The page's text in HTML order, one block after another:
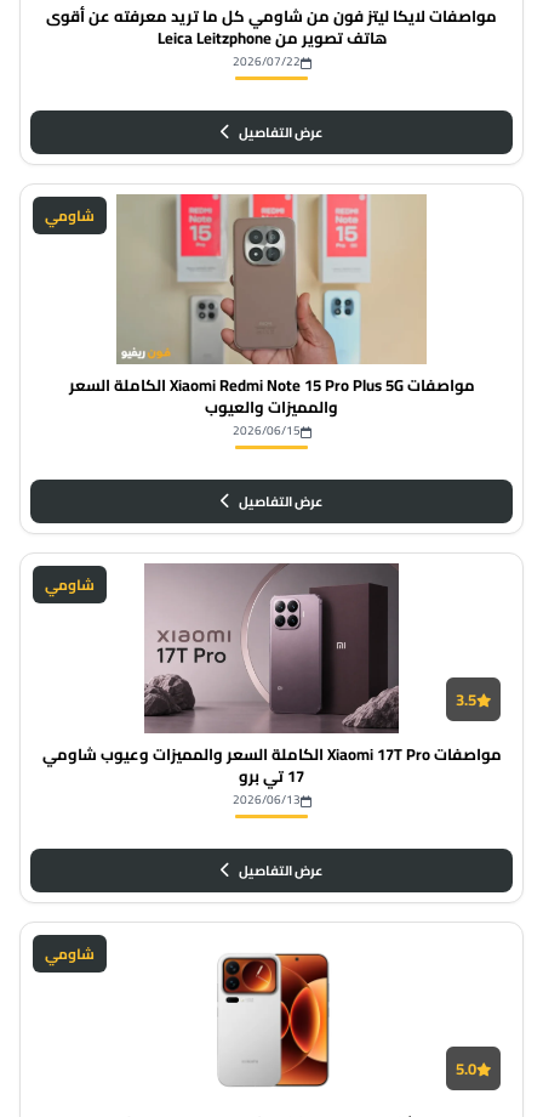
مواصفات لايكا ليتز فون من شاومي كل ما تريد معرفته عن أقوى
هاتف تصوير من Leica Leitzphone
2026/07/22
عرض التفاصيل
شاومي
مواصفات Xiaomi Redmi Note 15 Pro Plus 5G الكاملة السعر
والمميزات والعيوب
2026/06/15
عرض التفاصيل
شاومي
3.5
مواصفات Xiaomi 17T Pro الكاملة السعر والمميزات وعيوب شاومي
17 تي برو
2026/06/13
عرض التفاصيل
شاومي
5.0